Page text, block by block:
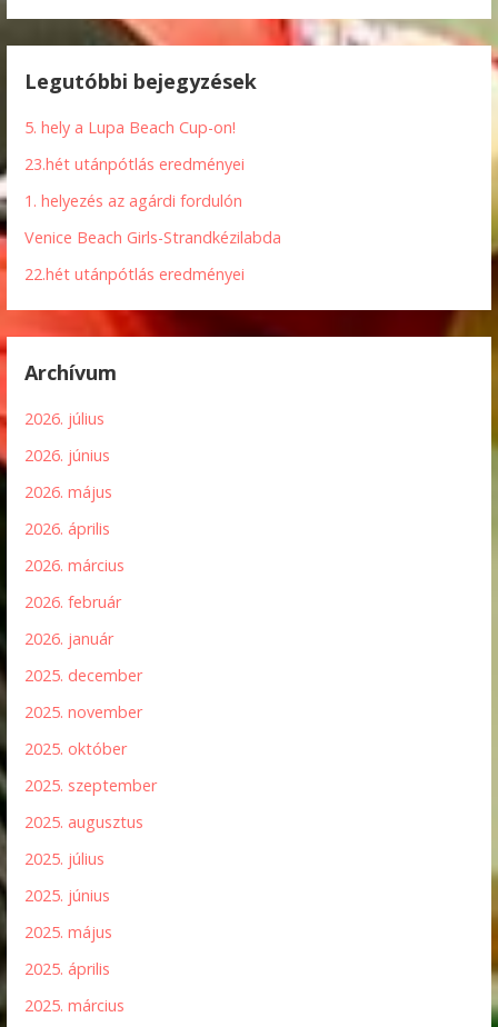
Legutóbbi bejegyzések
5. hely a Lupa Beach Cup-on!
23.hét utánpótlás eredményei
1. helyezés az agárdi fordulón
Venice Beach Girls-Strandkézilabda
22.hét utánpótlás eredményei
Archívum
2026. július
2026. június
2026. május
2026. április
2026. március
2026. február
2026. január
2025. december
2025. november
2025. október
2025. szeptember
2025. augusztus
2025. július
2025. június
2025. május
2025. április
2025. március